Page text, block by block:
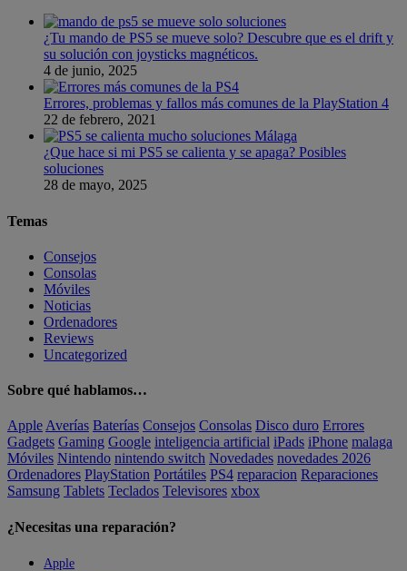
¿Tu mando de PS5 se mueve solo? Descubre que es el drift y
su solución con joysticks magnéticos.
4 de junio, 2025
Errores, problemas y fallos más comunes de la PlayStation 4
22 de febrero, 2021
¿Que hace si mi PS5 se calienta y se apaga? Posibles
soluciones
28 de mayo, 2025
Temas
Consejos
Consolas
Móviles
Noticias
Ordenadores
Reviews
Uncategorized
Sobre qué hablamos…
AppleAverías Baterías Consejos Consolas Disco duro Errores
Gadgets Gaming Google inteligencia artificial iPads iPhone malaga
Móviles Nintendo nintendo switch Novedades novedades 2026
Ordenadores PlayStation Portátiles PS4 reparacion Reparaciones
Samsung Tablets Teclados Televisores xbox
¿Necesitas una reparación?
Apple